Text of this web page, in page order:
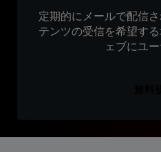
定期的にメールで配信
テンツの受信を希望す
ェブにユ